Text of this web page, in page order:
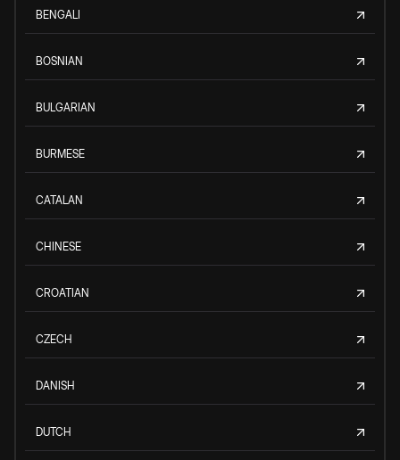
BENGALI
BOSNIAN
BULGARIAN
BURMESE
CATALAN
CHINESE
CROATIAN
CZECH
DANISH
DUTCH